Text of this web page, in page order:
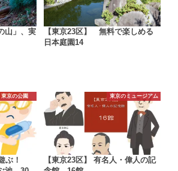
山」、実
【東京23区】 無料で楽しめる
日本庭園14
東京の公園
ぶ！
東京のミュージアム
【東京23区】 有名人・偉人の記